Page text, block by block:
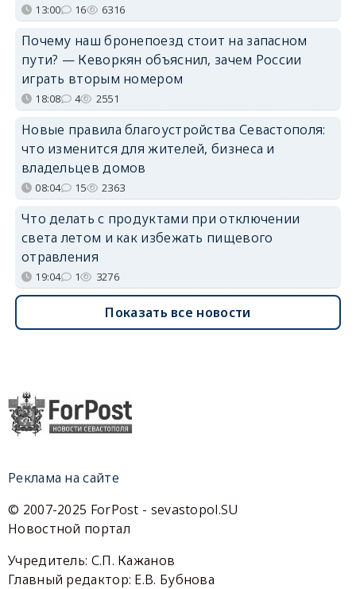
13:00 16 6316
Почему наш бронепоезд стоит на запасном
пути? — Кеворкян объяснил, зачем России
играть вторым номером
18:08 4 2551
Новые правила благоустройства Севастополя:
что изменится для жителей, бизнеса и
владельцев домов
08:04 15 2363
Что делать с продуктами при отключении
света летом и как избежать пищевого
отравления
19:04 1 3276
Показать все новости
Реклама на сайте
© 2007-2025 ForPost - sevastopol.SU
Новостной портал
Учредитель: С.П. Кажанов
Главный редактор: Е.В. Бубнова